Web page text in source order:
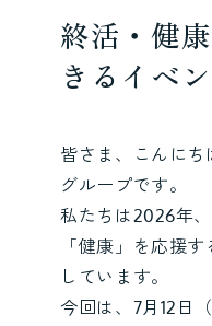
終活・健
きるイベ
皆さま、こんにち
グループです。
私たちは2026年
「健康」を応援
しています。
今回は、7月12日（